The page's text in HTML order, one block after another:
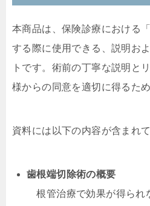
本商品は、保険診療における
する際に使用できる、説明お
トです。術前の丁寧な説明と
様からの同意を適切に得るた
資料には以下の内容が含まれ
歯根端切除術の概要
根管治療で効果が得られ